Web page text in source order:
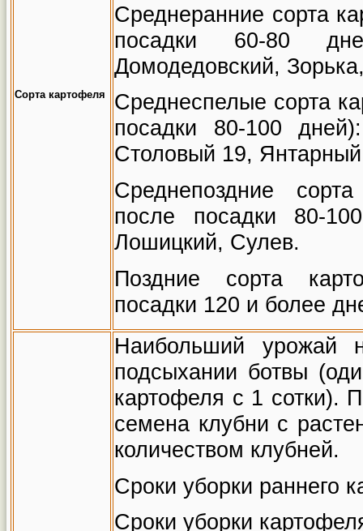
Сорта картофеля
Среднеранние сорта
посадки 60-80
Домодедовский,
Среднеспелые сорта
посадки 80-100
Столовый 19,
Среднепоздние
после посадки 80-
Лошицкий, Сулев.
Поздние сорта
посадки 120 и более
Наибольший урожай
подсыхании ботвы
картофеля с 1 сотки).
семена клубни с
количеством клубней.
Сроки уборки раннего
Сроки уборки